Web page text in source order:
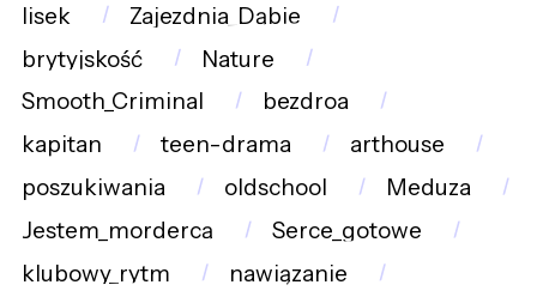
lisek
Zajezdnia_Dąbie
brytyjskość
Nature
Smooth_Criminal
bezdroa
kapitan
teen-drama
arthouse
poszukiwania
oldschool
Meduza
Jestem_mordercą
Serce_gotowe
klubowy_rytm
nawiązanie